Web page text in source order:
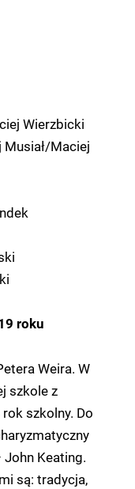
Wierzbicki
Maciej
roku
Weira. W
szkole z
szkolny. Do
Keating.
są: tradycja,